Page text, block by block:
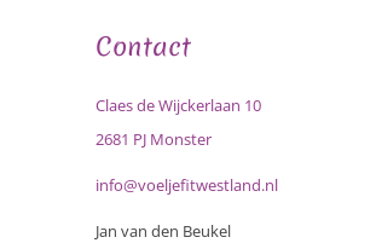
Contact
Claes de Wijckerlaan 10
2681 PJ Monster
info@voeljefitwestland.nl
Jan van den Beukel